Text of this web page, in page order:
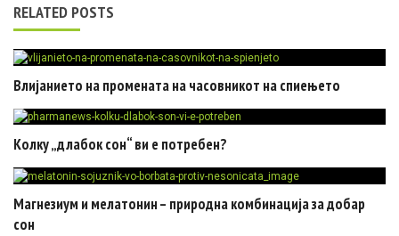
RELATED POSTS
Влијанието на промената на часовникот на спиењето
Колку „длабок сон“ ви е потребен?
Магнезиум и мелатонин – природна комбинација за добар
сон